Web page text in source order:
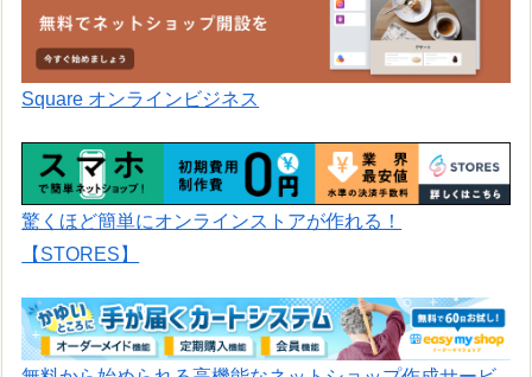
Square オンラインビジネス
驚くほど簡単にオンラインストアが作れる！
【STORES】